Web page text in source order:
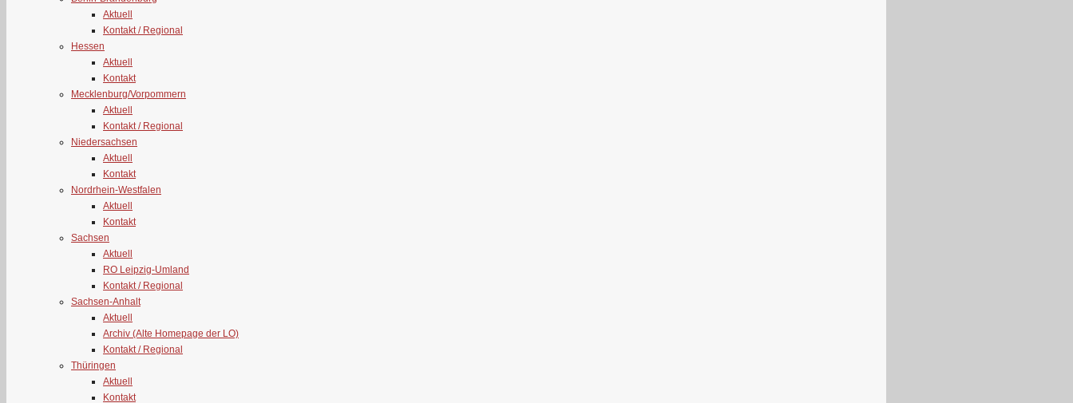
Aktuell
Kontakt / Regional
Hessen
Aktuell
Kontakt
Mecklenburg/Vorpommern
Aktuell
Kontakt / Regional
Niedersachsen
Aktuell
Kontakt
Nordrhein-Westfalen
Aktuell
Kontakt
Sachsen
Aktuell
RO Leipzig-Umland
Kontakt / Regional
Sachsen-Anhalt
Aktuell
Archiv (Alte Homepage der LO)
Kontakt / Regional
Thüringen
Aktuell
Kontakt